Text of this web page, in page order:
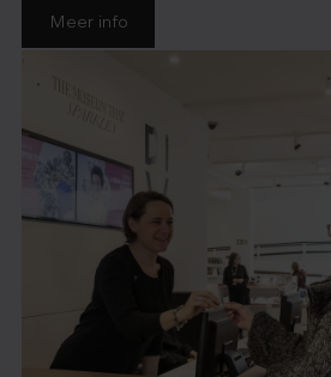
Meer info